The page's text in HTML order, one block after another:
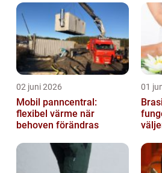
02 juni 2026
Mobil panncentral:
flexibel värme när
behoven förändras
01